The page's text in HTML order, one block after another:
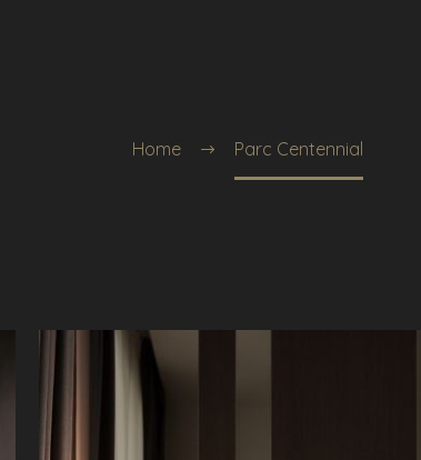
Home Parc Centennial